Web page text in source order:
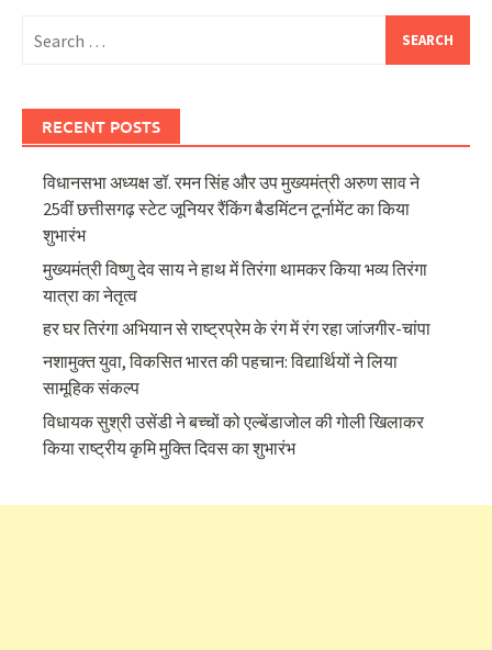
for:
RECENT POSTS
विधानसभा अध्यक्ष डॉ. रमन सिंह और उप मुख्यमंत्री अरुण साव ने
25वीं छत्तीसगढ़ स्टेट जूनियर रैंकिंग बैडमिंटन टूर्नामेंट का किया
शुभारंभ
मुख्यमंत्री विष्णु देव साय ने हाथ में तिरंगा थामकर किया भव्य तिरंगा
यात्रा का नेतृत्व
हर घर तिरंगा अभियान से राष्ट्रप्रेम के रंग में रंग रहा जांजगीर-चांपा
नशामुक्त युवा, विकसित भारत की पहचान: विद्यार्थियों ने लिया
सामूहिक संकल्प
विधायक सुश्री उसेंडी ने बच्चों को एल्बेंडाजोल की गोली खिलाकर
किया राष्ट्रीय कृमि मुक्ति दिवस का शुभारंभ